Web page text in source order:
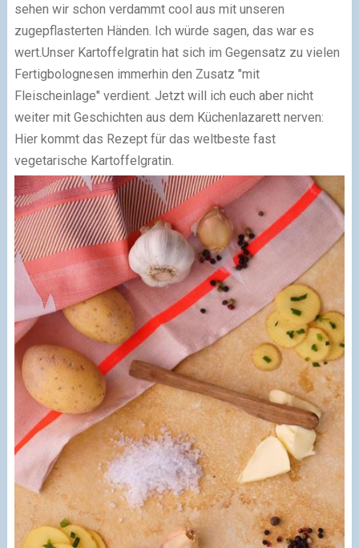
sehen wir schon verdammt cool aus mit unseren
zugepflasterten Händen. Ich würde sagen, das war es
wert.Unser Kartoffelgratin hat sich im Gegensatz zu vielen
Fertigbolognesen immerhin den Zusatz "mit
Fleischeinlage" verdient. Jetzt will ich euch aber nicht
weiter mit Geschichten aus dem Küchenlazarett nerven:
Hier kommt das Rezept für das weltbeste fast
vegetarische Kartoffelgratin.